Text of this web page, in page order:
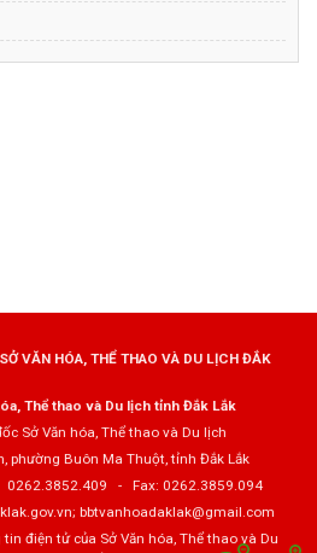
VĂN HÓA, THỂ THAO VÀ DU LỊCH ĐẮK
Thể thao và Du lịch tỉnh Đắk Lắk
Sở Văn hóa, Thể thao và Du lịch
phường Buôn Ma Thuột, tỉnh Đắk Lắk
- Fax: 0262.3859.094
bbtvanhoadaklak@gmail.com
điện tử của Sở Văn hóa, Thể thao và Du